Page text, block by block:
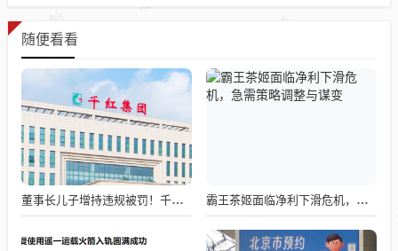
随便看看
董事长儿子增持违规被罚！千红制药市值128亿，半年净赚2.58亿却踩雷信托5年 霸王茶姬面临净利下滑危机，急需策略调整与谋变